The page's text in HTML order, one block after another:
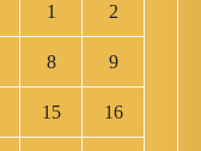
1 2
8 9
15 16